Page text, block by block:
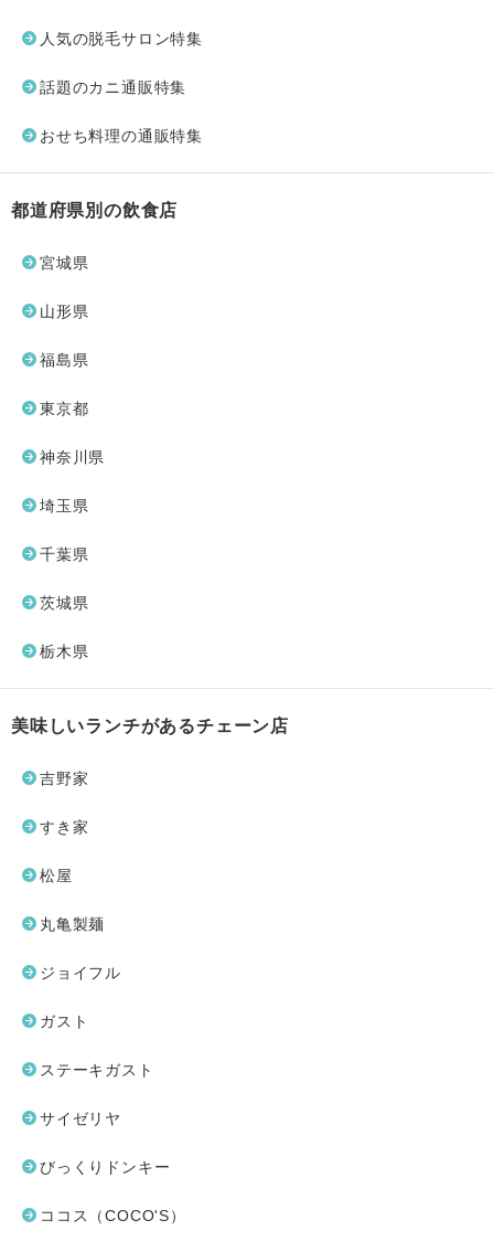
人気の脱毛サロン特集
話題のカニ通販特集
おせち料理の通販特集
都道府県別の飲食店
宮城県
山形県
福島県
東京都
神奈川県
埼玉県
千葉県
茨城県
栃木県
美味しいランチがあるチェーン店
吉野家
すき家
松屋
丸亀製麺
ジョイフル
ガスト
ステーキガスト
サイゼリヤ
びっくりドンキー
ココス（COCO'S）